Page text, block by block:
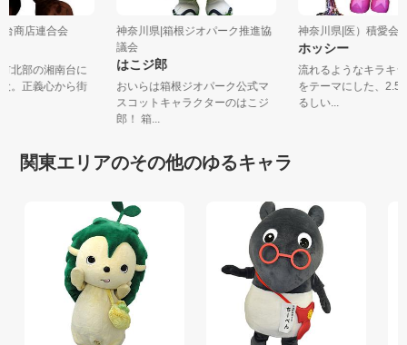
台商店連合会
市北部の湘南台に
犬。正義心から街
神奈川県|箱根ジオパーク推進協
議会
はこジ郎
おいらは箱根ジオパーク公式マ
スコットキャラクターのはこジ
郎！ 箱...
神奈川県|医）積愛
ホッシー
流れるようなキラ
をテーマにした、
るしい...
関東エリアのその他のゆるキャラ